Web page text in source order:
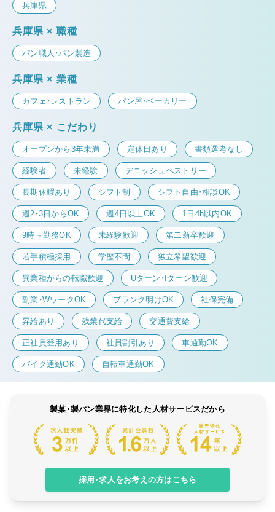
兵庫県
兵庫県 × 職種
パン職人・パン製造
兵庫県 × 業種
カフェ・レストラン パン屋・ベーカリー
兵庫県 × こだわり
オープンから3年未満 定休日あり 書類選考なし
経験者 未経験 デニッシュペストリー
長期休暇あり シフト制 シフト自由・相談OK
週2・3日からOK 週4日以上OK 1日4h以内OK
9時～勤務OK 未経験歓迎 第二新卒歓迎
若手積極採用 学歴不問 独立希望歓迎
異業種からの転職歓迎 Uターン・Iターン歓迎
副業・WワークOK ブランク明けOK 社保完備
昇給あり 残業代支給 交通費支給
正社員登用あり 社員割引あり 車通勤OK
バイク通勤OK 自転車通勤OK
製菓・製パン業界に特化した人材サービスだから
採用・求人をお考えの方はこちら